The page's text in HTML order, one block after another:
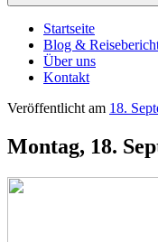
Startseite
Blog &
Über uns
Kontakt
Veröffentlicht am 18.
Montag, 18.